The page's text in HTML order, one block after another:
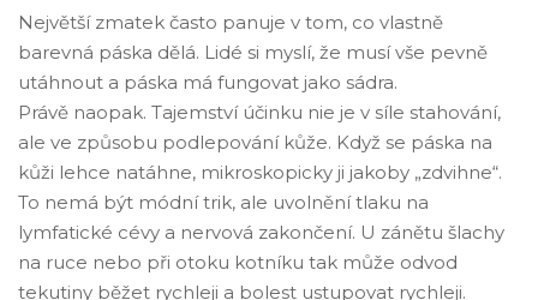
Největší zmatek často panuje v tom, co vlastně
barevná páska dělá. Lidé si myslí, že musí vše pevně
utáhnout a páska má fungovat jako sádra.
Právě naopak. Tajemství účinku nie je v síle stahování,
ale ve způsobu podlepování kůže. Když se páska na
kůži lehce natáhne, mikroskopicky ji jakoby „zdvihne“.
To nemá být módní trik, ale uvolnění tlaku na
lymfatické cévy a nervová zakončení. U zánětu šlachy
na ruce nebo při otoku kotníku tak může odvod
tekutiny běžet rychleji a bolest ustupovat rychleji.